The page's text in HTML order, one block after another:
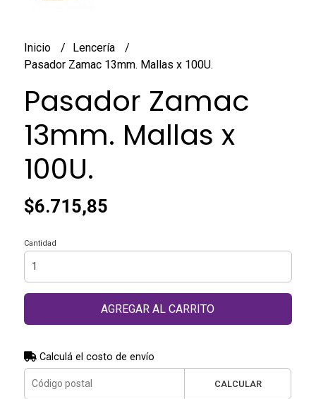
Inicio
Lencería
Pasador Zamac 13mm. Mallas x 100U.
Pasador Zamac
13mm. Mallas x
100U.
$6.715,85
Cantidad
AGREGAR AL CARRITO
Calculá el costo de envío
CALCULAR